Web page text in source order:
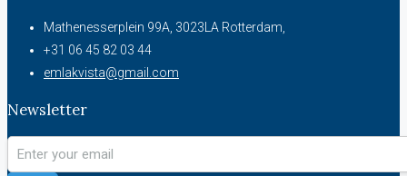
Mathenesserplein 99A, 3023LA Rotterdam,
+31 06 45 82 03 44
emlakvista@gmail.com
Newsletter